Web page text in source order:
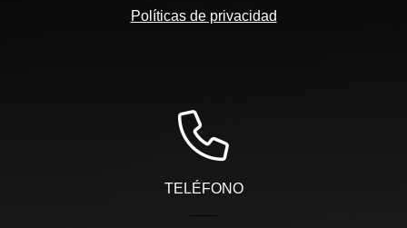
Políticas de privacidad
TELÉFONO